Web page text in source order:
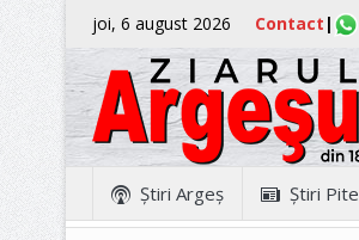
joi, 6 august 2026 Contact |
Ştiri Argeş Ştiri